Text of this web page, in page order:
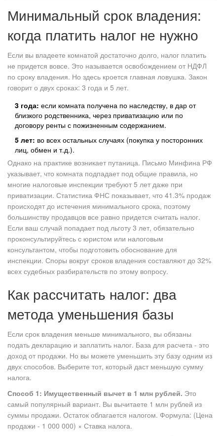
Минимальный срок владения:
когда платить налог не нужно
Если вы владеете комнатой достаточно долго, налог платить
не придется вовсе. Это называется освобождением от НДФЛ
по сроку владения. Но здесь кроется главная ловушка. Закон
говорит о двух сроках: 3 года и 5 лет.
3 года: если комната получена по наследству, в дар от
близкого родственника, через приватизацию или по
договору ренты с пожизненным содержанием.
5 лет: во всех остальных случаях (покупка у посторонних
лиц, обмен и т.д.).
Однако на практике возникает путаница. Письмо Минфина РФ
указывает, что комната подпадает под общие правила, но
многие налоговые инспекции требуют 5 лет даже при
приватизации. Статистика ФНС показывает, что 41.3% продаж
происходят до истечения минимального срока, поэтому
большинству продавцов все равно придется считать налог.
Если ваш случай попадает под льготу 3 лет, обязательно
проконсультируйтесь с юристом или налоговым
консультантом, чтобы подготовить обоснование для
инспекции. Споры вокруг сроков владения составляют до 32%
всех судебных разбирательств по этому вопросу.
Как рассчитать налог: два
метода уменьшения базы
Если срок владения меньше минимального, вы обязаны
подать декларацию и заплатить налог. База для расчета - это
доход от продажи. Но вы можете уменьшить эту базу одним из
двух способов. Выберите тот, который даст меньшую сумму
налога.
Способ 1: Имущественный вычет в 1 млн рублей. Это
самый популярный вариант. Вы вычитаете 1 млн рублей из
суммы продажи. Остаток облагается налогом. Формула: (Цена
продажи - 1 000 000) × Ставка налога.